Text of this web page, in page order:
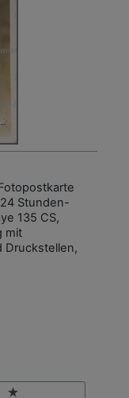
Stunden-
135 CS,
mit
Druckstellen,